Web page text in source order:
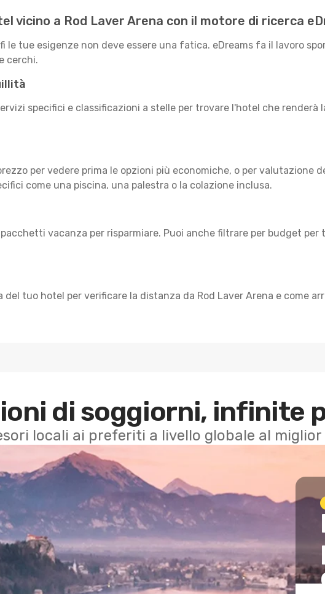
vicino a Rod Laver Arena con il motore di ricerca
le tue esigenze non deve essere una fatica. eDreams fa il lavoro
cerchi.
specifici e classificazioni a stelle per trovare l'hotel che renderà
per vedere prima le opzioni più economiche, o per valutazione
come una piscina, una palestra o la colazione inclusa.
vacanza per risparmiare. Puoi anche filtrare per budget per
del tuo hotel per verificare la distanza da Rod Laver Arena e come
di soggiorni, infinite
locali ai preferiti a livello globale al